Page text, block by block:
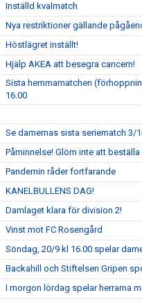
Inställd kvalmatch
Nya restriktioner gällande
Höstlägret inställt!
Hjälp AKEA att besegra cancern!
Sista hemmamatchen
16.00
Se damernas sista seriematch 3/
Påminnelse! Glöm inte att
Pandemin råder fortfarande
KANELBULLENS DAG!
Damlaget klara för division 2!
Vinst mot FC Rosengård
Söndag, 20/9 kl 16.00 spelar
Backahill och Stiftelsen Gripen
I morgon lördag spelar herrarna